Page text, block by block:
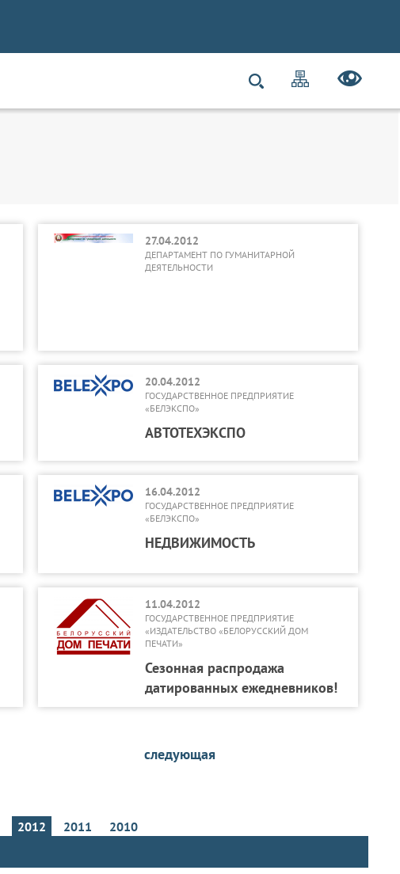
27.04.2012
ДЕПАРТАМЕНТ ПО ГУМАНИТАРНОЙ
ДЕЯТЕЛЬНОСТИ
20.04.2012
ГОСУДАРСТВЕННОЕ ПРЕДПРИЯТИЕ
«БЕЛЭКСПО»
АВТОТЕХЭКСПО
16.04.2012
ГОСУДАРСТВЕННОЕ ПРЕДПРИЯТИЕ
«БЕЛЭКСПО»
НЕДВИЖИМОСТЬ
11.04.2012
ГОСУДАРСТВЕННОЕ ПРЕДПРИЯТИЕ
«ИЗДАТЕЛЬСТВО «БЕЛОРУССКИЙ ДОМ
ПЕЧАТИ»
Сезонная распродажа
датированных ежедневников!
следующая
2012
2011 2010